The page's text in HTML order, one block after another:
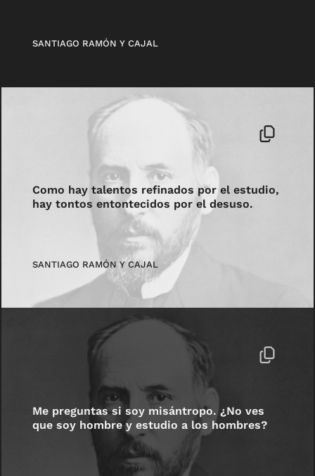
SANTIAGO RAMÓN Y CAJAL
Como hay talentos refinados por el estudio,
hay tontos entontecidos por el desuso.
SANTIAGO RAMÓN Y CAJAL
Me preguntas si soy misántropo. ¿No ves
que soy hombre y estudio a los hombres?